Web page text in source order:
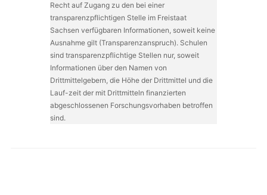
Recht auf Zugang zu den bei einer
transparenzpflichtigen Stelle im Freistaat
Sachsen verfügbaren Informationen, soweit keine
Ausnahme gilt (Transparenzanspruch). Schulen
sind transparenzpflichtige Stellen nur, soweit
Informationen über den Namen von
Drittmittelgebern, die Höhe der Drittmittel und die
Lauf-zeit der mit Drittmitteln finanzierten
abgeschlossenen Forschungsvorhaben betroffen
sind.